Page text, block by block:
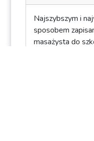
Najszybszym i
sposobem
masażysta do